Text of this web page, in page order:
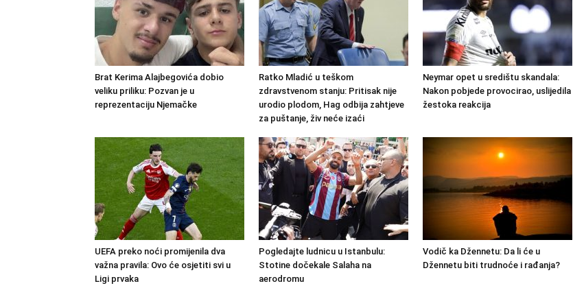
Brat Kerima Alajbegovića dobio
veliku priliku: Pozvan je u
reprezentaciju Njemačke
Ratko Mladić u teškom
zdravstvenom stanju: Pritisak nije
urodio plodom, Hag odbija zahtjeve
za puštanje, živ neće izaći
Neymar opet u središtu skandala:
Nakon pobjede provocirao, uslijedila
žestoka reakcija
UEFA preko noći promijenila dva
važna pravila: Ovo će osjetiti svi u
Ligi prvaka
Pogledajte ludnicu u Istanbulu:
Stotine dočekale Salaha na
aerodromu
Vodič ka Džennetu: Da li će u
Džennetu biti trudnoće i rađanja?